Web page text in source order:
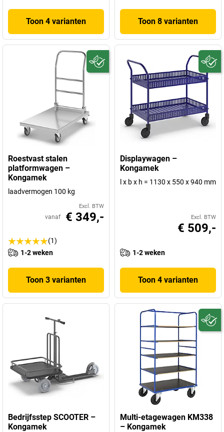
Toon 4 varianten Toon 8 varianten
Roestvast stalen
platformwagen –
Kongamek
laadvermogen 100 kg
Excl. BTW
vanaf € 349,-
(1)
1-2 weken
Toon 3 varianten
Displaywagen –
Kongamek
l x b x h = 1130 x 550 x 940 mm
Excl. BTW
€ 509,-
1-2 weken
Toon 4 varianten
Bedrijfsstep SCOOTER –
Kongamek
Multi-etagewagen KM338
– Kongamek